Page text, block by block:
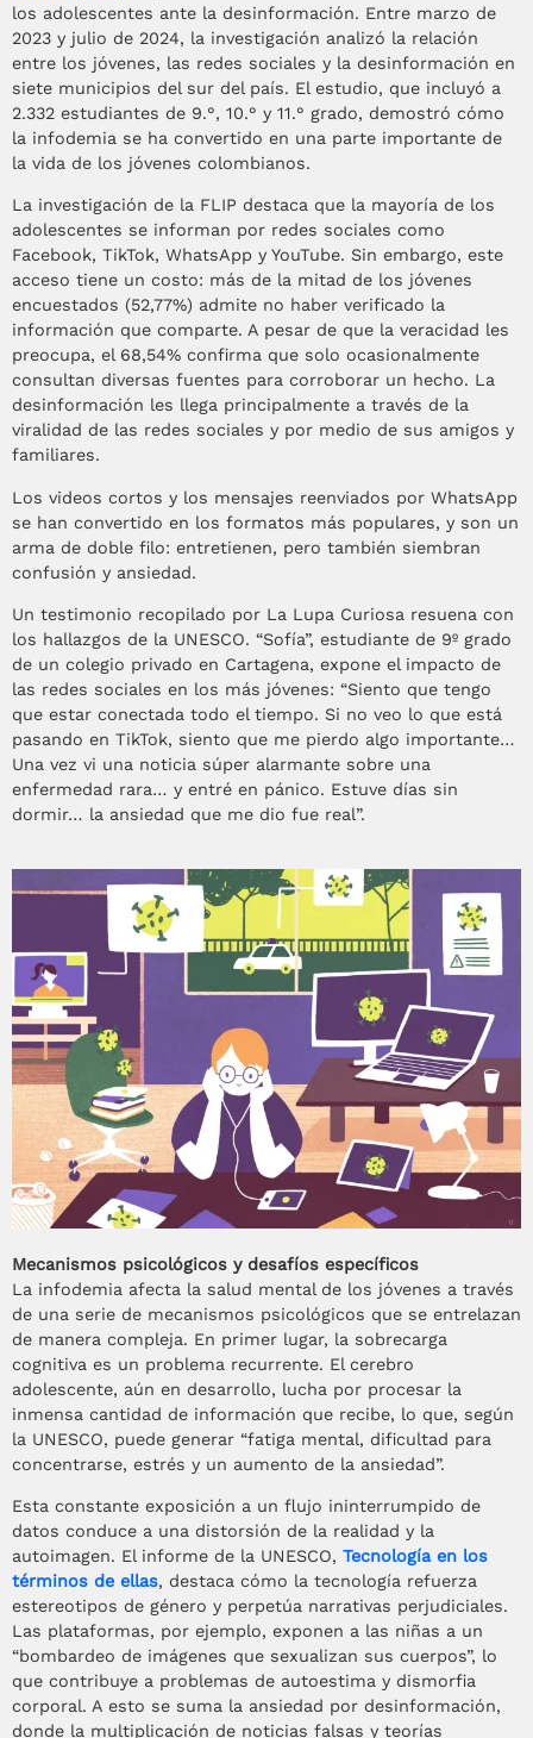
los adolescentes ante la desinformación. Entre marzo de
2023 y julio de 2024, la investigación analizó la relación
entre los jóvenes, las redes sociales y la desinformación en
siete municipios del sur del país. El estudio, que incluyó a
2.332 estudiantes de 9.°, 10.° y 11.° grado, demostró cómo
la infodemia se ha convertido en una parte importante de
la vida de los jóvenes colombianos.
La investigación de la FLIP destaca que la mayoría de los
adolescentes se informan por redes sociales como
Facebook, TikTok, WhatsApp y YouTube. Sin embargo, este
acceso tiene un costo: más de la mitad de los jóvenes
encuestados (52,77%) admite no haber verificado la
información que comparte. A pesar de que la veracidad les
preocupa, el 68,54% confirma que solo ocasionalmente
consultan diversas fuentes para corroborar un hecho. La
desinformación les llega principalmente a través de la
viralidad de las redes sociales y por medio de sus amigos y
familiares.
Los videos cortos y los mensajes reenviados por WhatsApp
se han convertido en los formatos más populares, y son un
arma de doble filo: entretienen, pero también siembran
confusión y ansiedad.
Un testimonio recopilado por La Lupa Curiosa resuena con
los hallazgos de la UNESCO. “Sofía”, estudiante de 9º grado
de un colegio privado en Cartagena, expone el impacto de
las redes sociales en los más jóvenes: “Siento que tengo
que estar conectada todo el tiempo. Si no veo lo que está
pasando en TikTok, siento que me pierdo algo importante…
Una vez vi una noticia súper alarmante sobre una
enfermedad rara… y entré en pánico. Estuve días sin
dormir… la ansiedad que me dio fue real”.
Mecanismos psicológicos y desafíos específicos
La infodemia afecta la salud mental de los jóvenes a través
de una serie de mecanismos psicológicos que se entrelazan
de manera compleja. En primer lugar, la sobrecarga
cognitiva es un problema recurrente. El cerebro
adolescente, aún en desarrollo, lucha por procesar la
inmensa cantidad de información que recibe, lo que, según
la UNESCO, puede generar “fatiga mental, dificultad para
concentrarse, estrés y un aumento de la ansiedad”.
Esta constante exposición a un flujo ininterrumpido de
datos conduce a una distorsión de la realidad y la
autoimagen. El informe de la UNESCO, Tecnología en los
términos de ellas, destaca cómo la tecnología refuerza
estereotipos de género y perpetúa narrativas perjudiciales.
Las plataformas, por ejemplo, exponen a las niñas a un
“bombardeo de imágenes que sexualizan sus cuerpos”, lo
que contribuye a problemas de autoestima y dismorfia
corporal. A esto se suma la ansiedad por desinformación,
donde la multiplicación de noticias falsas y teorías